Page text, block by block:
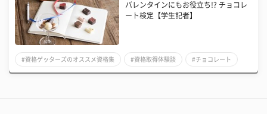
バレンタインにもお役立ち!? チョコレ
ート検定【学生記者】
#資格ゲッターズのオススメ資格集 #資格取得体験談 #チョコレート